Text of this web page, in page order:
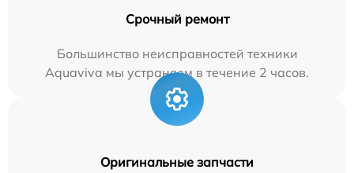
Срочный ремонт
Большинство неисправностей техники
Aquaviva мы устраняем в течение 2 часов.
Оригинальные запчасти